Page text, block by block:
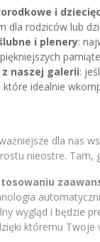
i
dla rodziców lub
i plenery:
naszej galerii:
idealnie
dla nas
nieostre. Tam,
wygląd i będzie
któremu Twoje